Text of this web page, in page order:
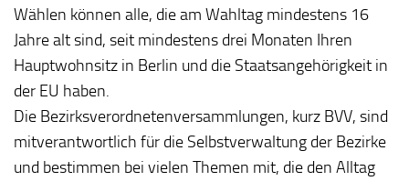
Wählen können alle, die am Wahltag mindestens 16
Jahre alt sind, seit mindestens drei Monaten Ihren
Hauptwohnsitz in Berlin und die Staatsangehörigkeit in
der EU haben.
Die Bezirksverordnetenversammlungen, kurz BVV, sind
mitverantwortlich für die Selbstverwaltung der Bezirke
und bestimmen bei vielen Themen mit, die den Alltag